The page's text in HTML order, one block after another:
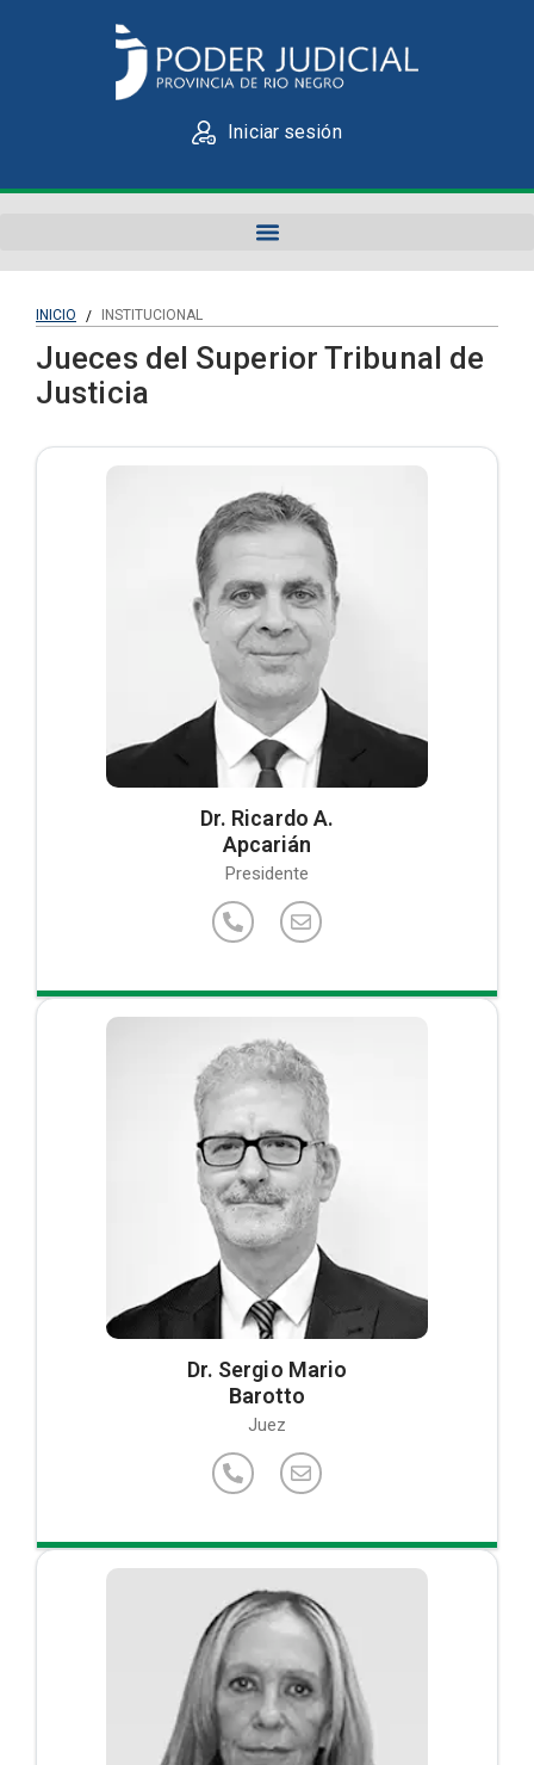
Iniciar sesión
INICIO / INSTITUCIONAL
Jueces del Superior Tribunal de
Justicia
Dr. Ricardo A.
Apcarián
Presidente
Dr. Sergio Mario
Barotto
Juez